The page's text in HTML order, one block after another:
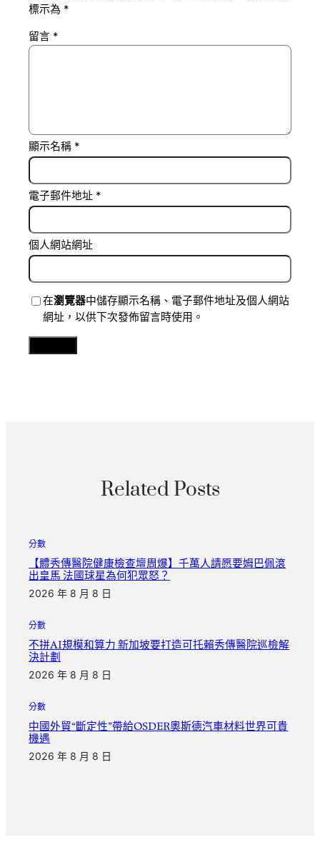
標示為 *
留言 *
顯示名稱 *
電子郵件地址 *
個人網站網址
在瀏覽器中儲存顯示名稱、電子郵件地址及個人網站
網址，以供下次發佈留言時使用。
Related Posts
分數
【體秀傳醫院健康檢查壇周爆】千萬人請愿要姆巴佩滾
出皇馬 法國球星為何犯眾怒？
2026 年 8 月 8 日
分數
不拼AI規模和算力 新加坡要打造可托賴秀傳醫院巡檢解
決計劃
2026 年 8 月 8 日
分數
中國外貿“斷定性”帶給OSDER奧斯德汽車材料世界可貴
機遇
2026 年 8 月 8 日